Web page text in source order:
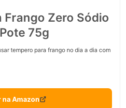
Frango Zero Sódio
75g
tempero para frango no dia a dia com
na Amazon